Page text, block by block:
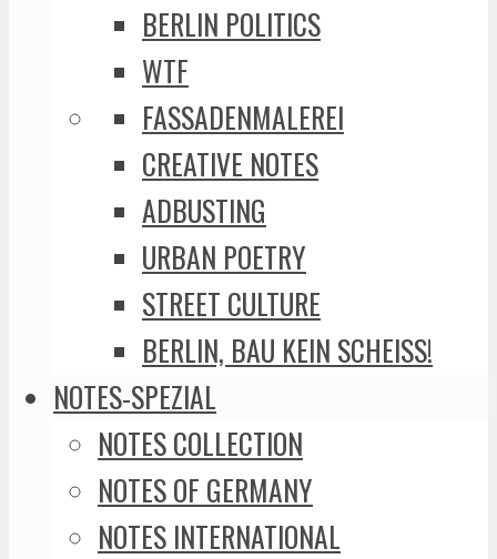
BERLIN POLITICS
WTF
FASSADENMALEREI
CREATIVE NOTES
ADBUSTING
URBAN POETRY
STREET CULTURE
BERLIN, BAU KEIN SCHEISS!
NOTES-SPEZIAL
NOTES COLLECTION
NOTES OF GERMANY
NOTES INTERNATIONAL